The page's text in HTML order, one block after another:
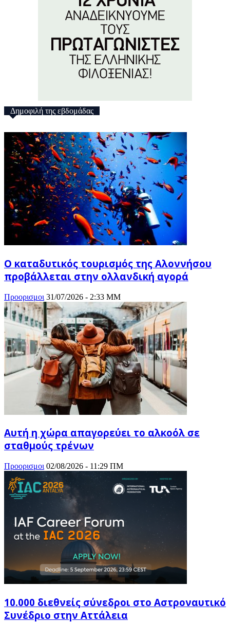
Δημοφιλή της εβδομάδας
Ο καταδυτικός τουρισμός της Αλοννήσου
προβάλλεται στην ολλανδική αγορά
Προορισμοι 31/07/2026 - 2:33 ΜΜ
Αυτή η χώρα απαγορεύει το αλκοόλ σε
σταθμούς τρένων
Προορισμοι 02/08/2026 - 11:29 ΠΜ
10.000 διεθνείς σύνεδροι στο Αστροναυτικό
Συνέδριο στην Αττάλεια